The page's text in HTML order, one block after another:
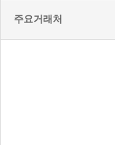
주요거래처